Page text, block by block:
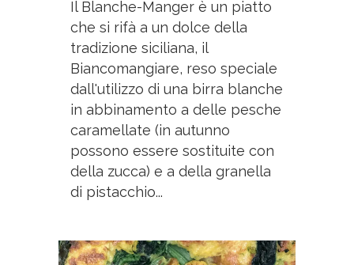
Il Blanche-Manger è un piatto
che si rifà a un dolce della
tradizione siciliana, il
Biancomangiare, reso speciale
dall'utilizzo di una birra blanche
in abbinamento a delle pesche
caramellate (in autunno
possono essere sostituite con
della zucca) e a della granella
di pistacchio...